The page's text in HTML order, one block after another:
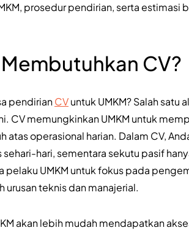
prosedur pendirian, serta estimasi
CV?
pendirianCVuntuk UMKM? Salah satu
CV memungkinkan UMKM untuk
atas operasional harian. Dalam CV,
hari, sementara sekutu pasif
UMKM untuk fokus pada
teknis dan manajerial.
akan lebih mudah mendapatkan